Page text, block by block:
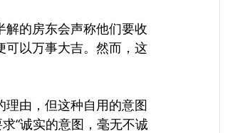
的房东会声称他们要收
可以万事大吉。然而，这
由，但这种自用的意图
“诚实的意图，毫无不诚